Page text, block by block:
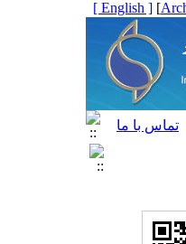
]
[ English ]